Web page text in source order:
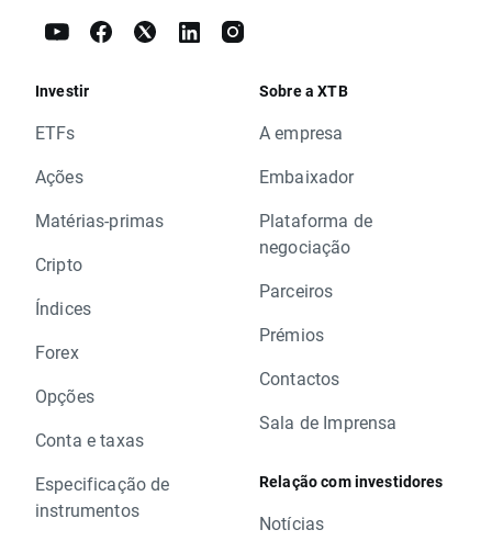
Investir
ETFs
Ações
Matérias-primas
Cripto
Índices
Forex
Opções
Conta e taxas
Especificação de
instrumentos
Sobre a XTB
A empresa
Embaixador
Plataforma de
negociação
Parceiros
Prémios
Contactos
Sala de Imprensa
Relação com investidores
Notícias